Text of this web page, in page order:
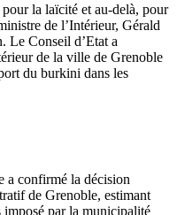
la laïcité et au-delà, pour
de l’Intérieur, Gérald
Le Conseil d’Etat a
de la ville de Grenoble
du burkini dans les
a confirmé la décision
de Grenoble, estimant
imposé par la municipalité